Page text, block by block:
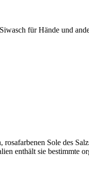
für Hände und
Sole des
enthält sie bestimmte